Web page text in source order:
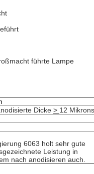
geführt
führte Lampe
Dicke > 12 Mikrons
6063 holt sehr gute
Leistung in
nach anodisieren auch.